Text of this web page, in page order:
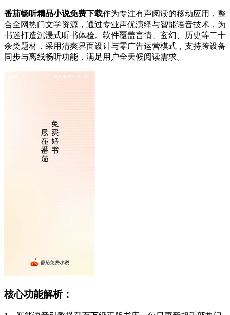
番茄畅听精品小说免费下载作为专注有声阅读的移动应用，整
合全网热门文学资源，通过专业声优演绎与智能语音技术，为
书迷打造沉浸式听书体验。软件覆盖言情、玄幻、历史等二十
余类题材，采用清爽界面设计与零广告运营模式，支持跨设备
同步与离线畅听功能，满足用户全天候阅读需求。
核心功能解析：